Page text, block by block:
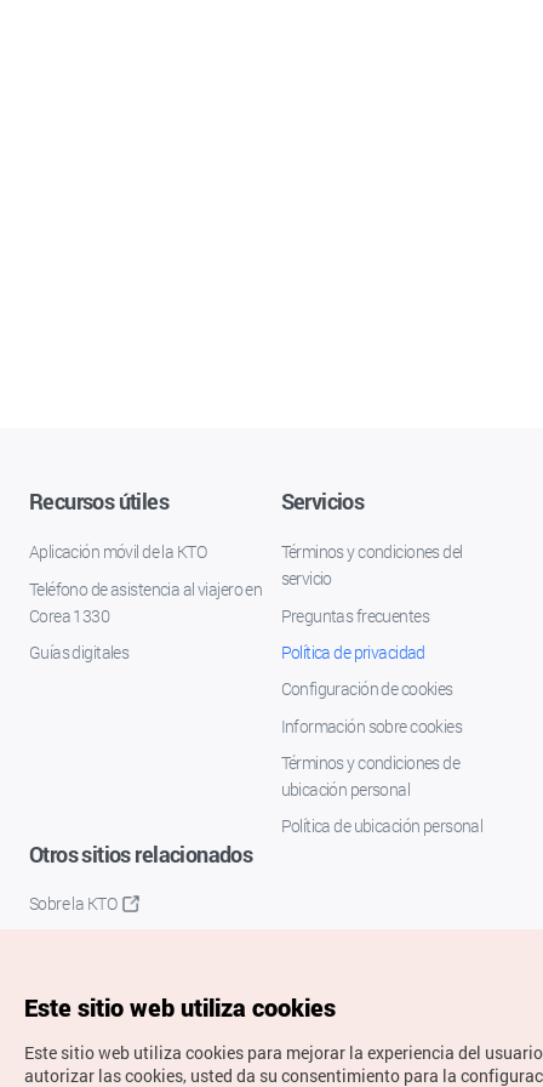
Recursos útiles
Aplicación móvil de la KTO
Teléfono de asistencia al viajero en
Corea 1330
Guías digitales
Servicios
Términos y condiciones del
servicio
Preguntas frecuentes
Política de privacidad
Configuración de cookies
Información sobre cookies
Términos y condiciones de
ubicación personal
Política de ubicación personal
Otros sitios relacionados
Sobre la KTO
Este sitio web utiliza cookies
Este sitio web utiliza cookies para mejorar la experiencia del
autorizar las cookies, usted da su consentimiento para la